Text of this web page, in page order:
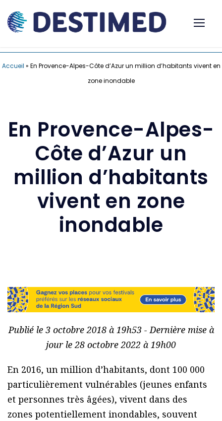
Accueil » En Provence-Alpes-Côte d’Azur un million d’habitants vivent en
zone inondable
En Provence-Alpes-
Côte d’Azur un
million d’habitants
vivent en zone
inondable
Publié le 3 octobre 2018 à 19h53 - Dernière mise à
jour le 28 octobre 2022 à 19h00
En 2016, un million d’habitants, dont 100 000
particulièrement vulnérables (jeunes enfants
et personnes très âgées), vivent dans des
zones potentiellement inondables, souvent